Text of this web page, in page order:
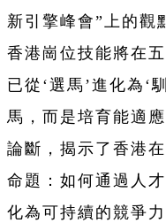
新引擎峰會”上的觀
香港崗位技能將在
已從‘選馬’進化為
馬，而是培育能適
論斷，揭示了香港
命題：如何通過人
化為可持續的競爭力